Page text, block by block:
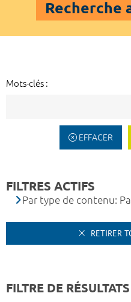
Recherche
Mots-clés :
EFFACER
FILTRES ACTIFS
Par type de contenu:
RETIRER
FILTRE DE RÉSULTATS